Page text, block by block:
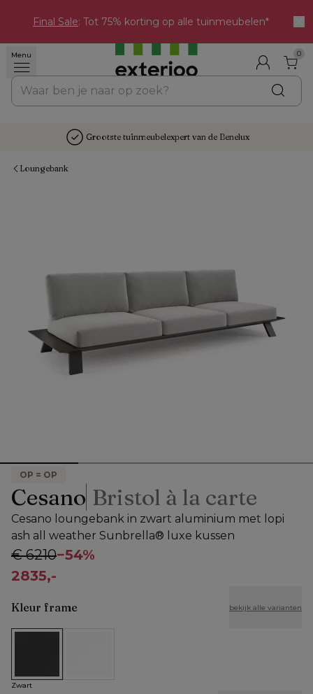
Final Sale: Tot 75% korting op alle tuinmeubelen*
Menu 0
Grootste tuinmeubelexpert van de Benelux
Loungebank
OP = OP
Cesano Bristol à la carte
Cesano loungebank in zwart aluminium met lopi
ash all weather Sunbrella® luxe kussen
€ 6210−54%
2835,-
Kleur frame bekijk alle varianten
Zwart